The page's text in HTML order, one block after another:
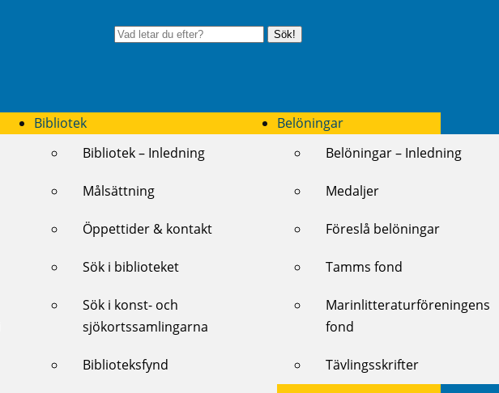
Sök!
Bibliotek
Bibliotek – Inledning
Målsättning
Öppettider & kontakt
Sök i biblioteket
Sök i konst- och
sjökortssamlingarna
Biblioteksfynd
Belöningar
Belöningar – Inledning
Medaljer
Föreslå belöningar
Tamms fond
Marinlitteraturföreningens
fond
Tävlingsskrifter